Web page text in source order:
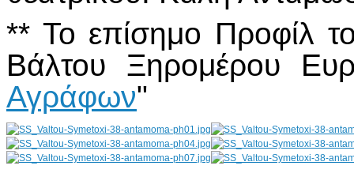
** Το επίσημο Προφίλ
Βάλτου Ξηρομέρου
Αγράφων"